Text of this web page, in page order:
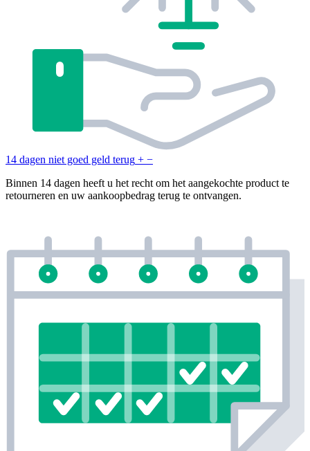
14 dagen niet goed geld terug + −
Binnen 14 dagen heeft u het recht om het aangekochte product te
retourneren en uw aankoopbedrag terug te ontvangen.